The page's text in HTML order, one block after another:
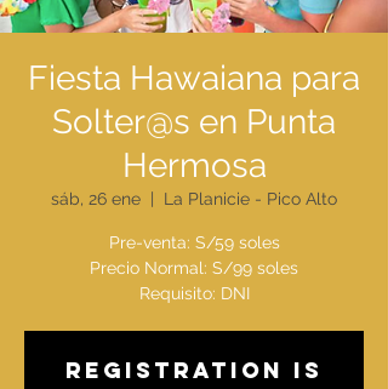
Fiesta Hawaiana para
Solter@s en Punta
Hermosa
sáb, 26 ene La Planicie - Pico Alto
Pre-venta: S/59 soles
Precio Normal: S/99 soles
Requisito: DNI
Registration is